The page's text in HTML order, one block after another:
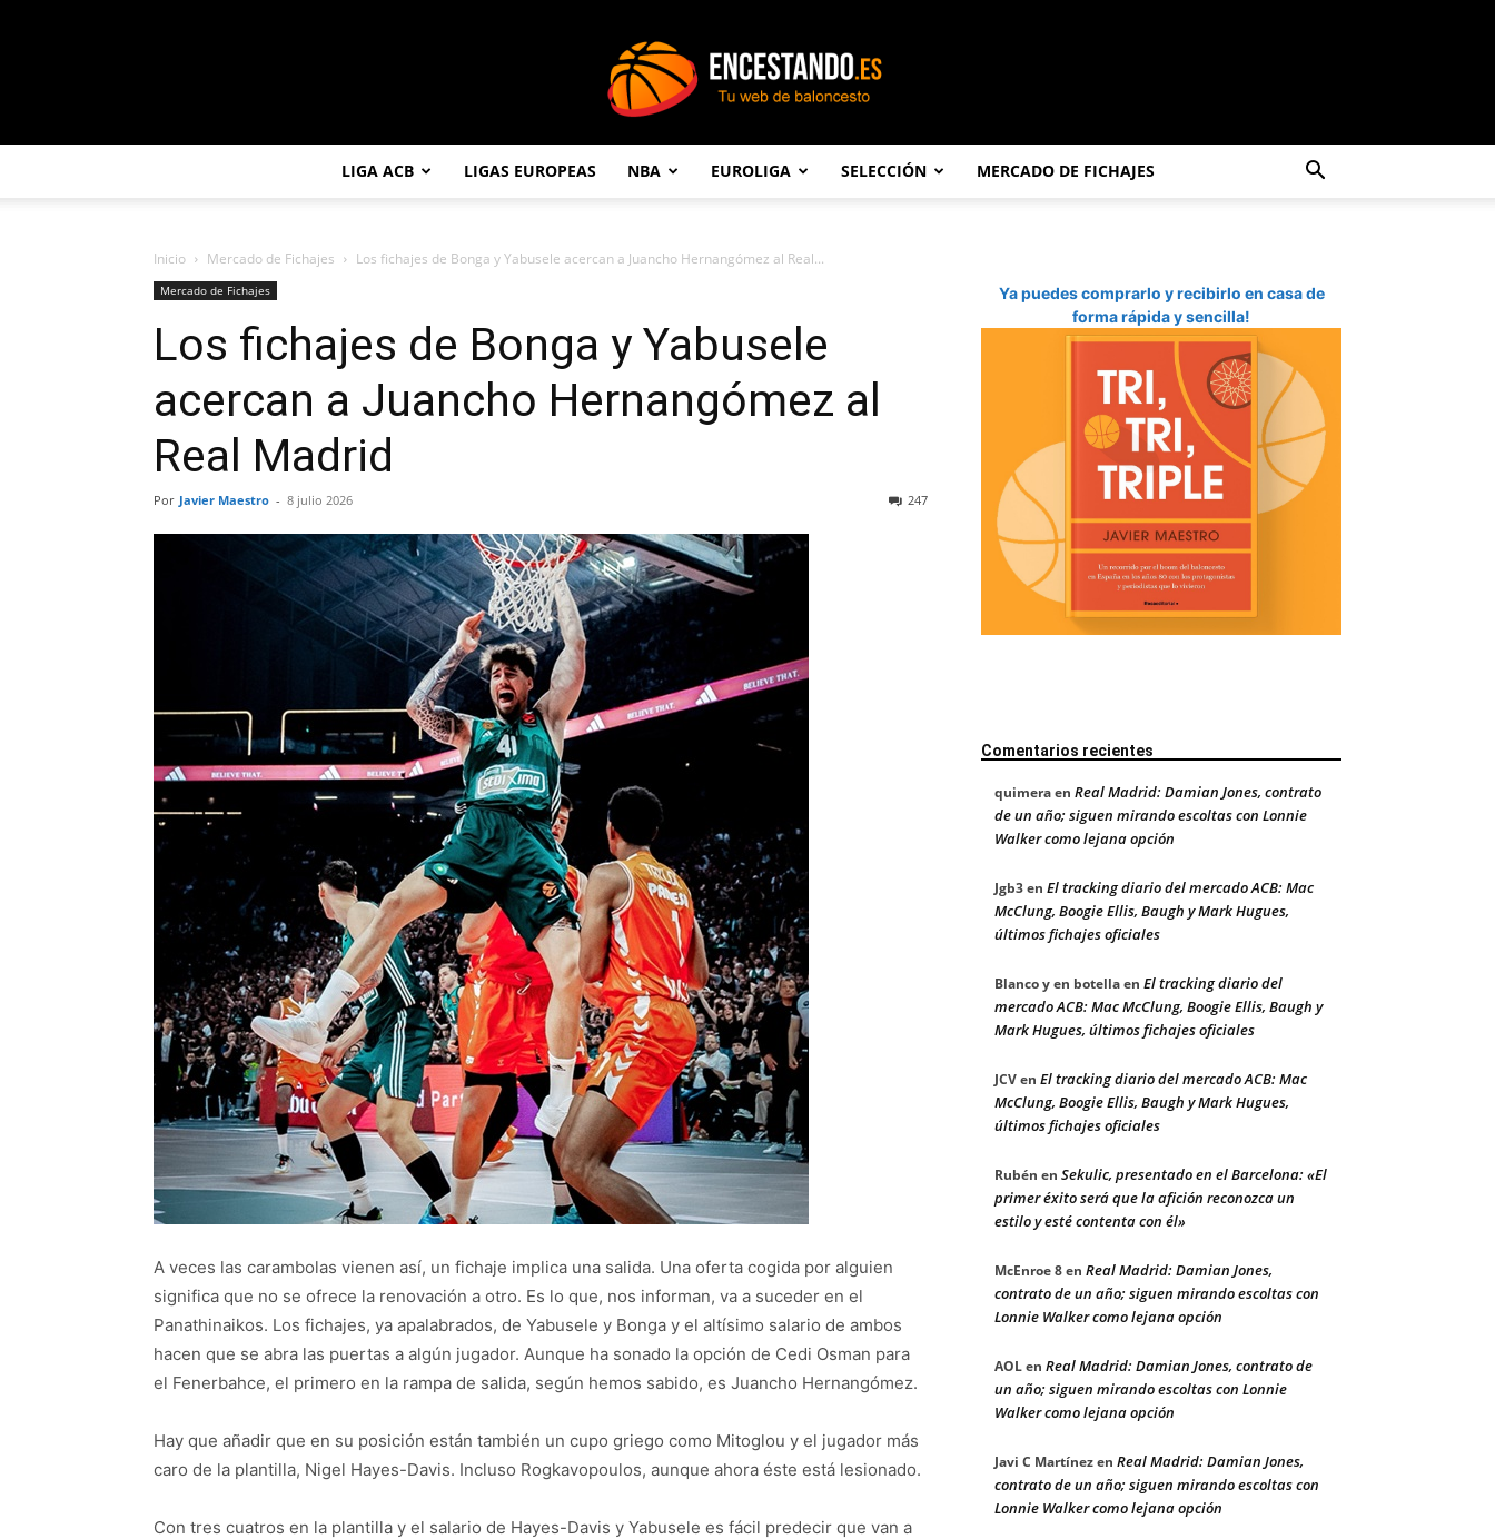
LIGA ACB LIGAS EUROPEAS NBA EUROLIGA SELECCIÓN MERCADO DE FICHAJES
Inicio Mercado de Fichajes Los fichajes de Bonga y Yabusele acercan a Juancho Hernangómez al Real...
Mercado de Fichajes
Los fichajes de Bonga y Yabusele
acercan a Juancho Hernangómez al
Real Madrid
Por Javier Maestro - 8 julio 2026 247
A veces las carambolas vienen así, un fichaje implica una salida. Una oferta cogida por alguien
significa que no se ofrece la renovación a otro. Es lo que, nos informan, va a suceder en el
Panathinaikos. Los fichajes, ya apalabrados, de Yabusele y Bonga y el altísimo salario de ambos
hacen que se abra las puertas a algún jugador. Aunque ha sonado la opción de Cedi Osman para
el Fenerbahce, el primero en la rampa de salida, según hemos sabido, es Juancho Hernangómez.
Hay que añadir que en su posición están también un cupo griego como Mitoglou y el jugador más
caro de la plantilla, Nigel Hayes-Davis. Incluso Rogkavopoulos, aunque ahora éste está lesionado.
Con tres cuatros en la plantilla y el salario de Hayes-Davis y Yabusele es fácil predecir que van a
Ya puedes comprarlo y recibirlo en casa de
forma rápida y sencilla!
Comentarios recientes
quimeraen Real Madrid: Damian Jones, contrato
de un año; siguen mirando escoltas con Lonnie
Walker como lejana opción
Jgb3en El tracking diario del mercado ACB: Mac
McClung, Boogie Ellis, Baugh y Mark Hugues,
últimos fichajes oficiales
Blanco y en botellaen El tracking diario del
mercado ACB: Mac McClung, Boogie Ellis, Baugh y
Mark Hugues, últimos fichajes oficiales
JCVen El tracking diario del mercado ACB: Mac
McClung, Boogie Ellis, Baugh y Mark Hugues,
últimos fichajes oficiales
Rubén en Sekulic, presentado en el Barcelona: «El
primer éxito será que la afición reconozca un
estilo y esté contenta con él»
McEnroe 8en Real Madrid: Damian Jones,
contrato de un año; siguen mirando escoltas con
Lonnie Walker como lejana opción
AOLen Real Madrid: Damian Jones, contrato de
un año; siguen mirando escoltas con Lonnie
Walker como lejana opción
Javi C Martínezen Real Madrid: Damian Jones,
contrato de un año; siguen mirando escoltas con
Lonnie Walker como lejana opción